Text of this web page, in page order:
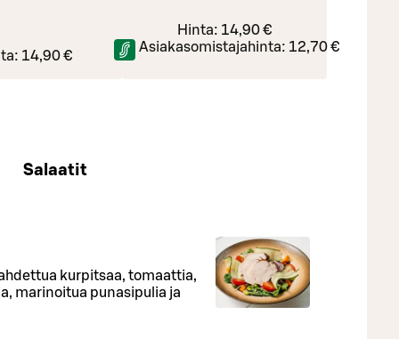
14,90 €
Hinta: 14,90 €
Asiakasomistajahinta: 12,70 €
Salaatit
kurpitsaa, tomaattia,
marinoitua punasipulia ja